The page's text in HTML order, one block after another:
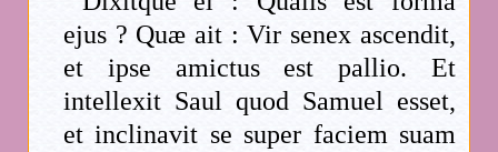
ejus ? Quæ ait : Vir senex ascendit,
et ipse amictus est pallio. Et
intellexit Saul quod Samuel esset,
et inclinavit se super faciem suam